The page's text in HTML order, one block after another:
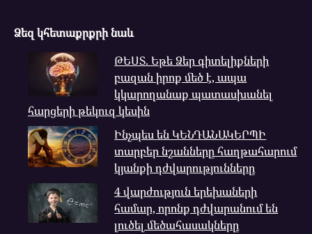
Ձեզ կհետաքրքրի նաև
ԹԵՍՏ. Եթե Ձեր գիտելիքների
բազան իրոք մեծ է, ապա
կկարողանաք պատասխանել
հարցերի թեկուզ կեսին
Ինչպես են ԿԵՆԴԱՆԱԿԵՐՊԻ
տարբեր նշանները հաղթահարում
կյանքի դժվարությունները
4 վարժություն երեխաների
համար, որոնք դժվարանում են
լուծել մեծահասակները